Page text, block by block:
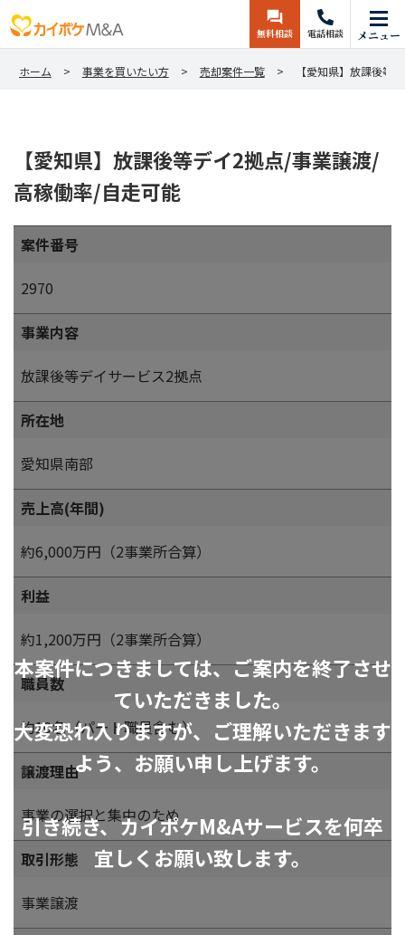
無料相談 電話相談 メニュー
ホーム 事業を買いたい方 売却案件一覧 【愛知県】放課後等
【愛知県】放課後等デイ2拠点/事業譲渡/
高稼働率/自走可能
本案件につきましては、ご案内を終了させ
ていただきました。
大変恐れ入りますが、ご理解いただきます
よう、お願い申し上げます。
引き続き、カイポケM&Aサービスを何卒
宜しくお願い致します。
案件番号
2970
事業内容
放課後等デイサービス2拠点
所在地
愛知県南部
売上高(年間)
約6,000万円（2事業所合算）
利益
約1,200万円（2事業所合算）
職員数
約10名（パート職員含む）
譲渡理由
事業の選択と集中のため
取引形態
事業譲渡